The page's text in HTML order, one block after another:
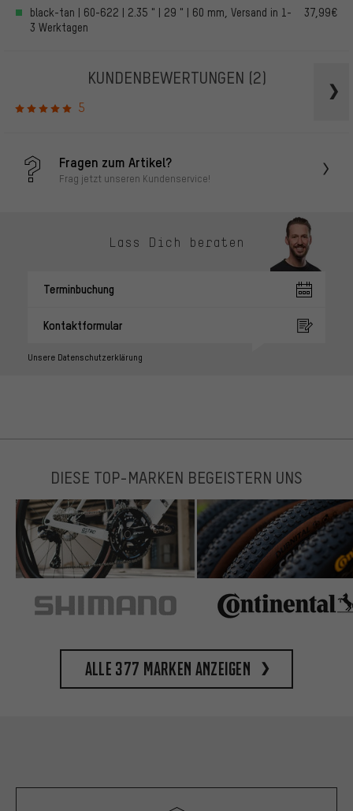
black-tan | 60-622 | 2.35 " | 29 " | 60 mm, Versand in 1-
3 Werktagen
37,99€
KUNDENBEWERTUNGEN (2)
5
Fragen zum Artikel?
Frag jetzt unseren Kundenservice!
Lass Dich beraten
Terminbuchung
Kontaktformular
Unsere Datenschutzerklärung
DIESE TOP-MARKEN BEGEISTERN UNS
Alle 377 Marken anzeigen